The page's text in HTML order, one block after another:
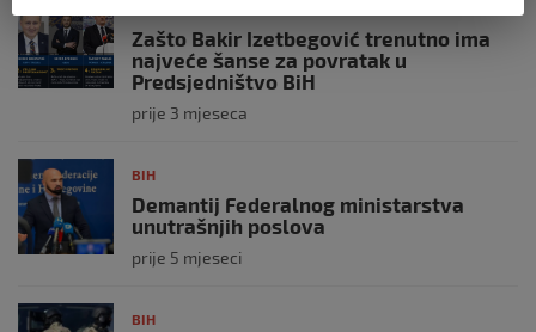
Zašto Bakir Izetbegović trenutno ima
najveće šanse za povratak u
Predsjedništvo BiH
prije 3 mjeseca
BIH
Demantij Federalnog ministarstva
unutrašnjih poslova
prije 5 mjeseci
BIH